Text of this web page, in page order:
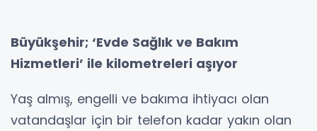
Büyükşehir; ‘Evde Sağlık ve Bakım
Hizmetleri’ ile kilometreleri aşıyor
Yaş almış, engelli ve bakıma ihtiyacı olan
vatandaşlar için bir telefon kadar yakın olan